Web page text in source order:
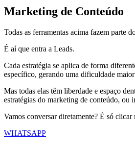
Marketing de Conteúdo
Todas as ferramentas acima fazem parte
É aí que entra a Leads.
Cada estratégia se aplica de forma
específico, gerando uma dificuldade
Mas todas elas têm liberdade e espaço
estratégias do marketing de conteúdo,
Vamos conversar diretamente? É só
WHATSAPP